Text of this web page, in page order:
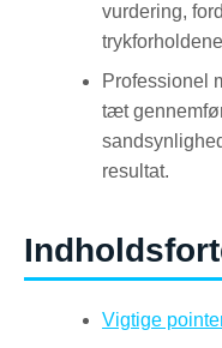
vurdering,
Professionel
tæt
resultat.
Vigtige